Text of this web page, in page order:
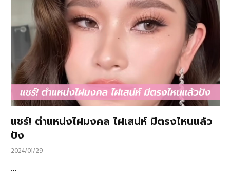
แชร์! ตำแหน่งไฝมงคล ไฝเสน่ห์ มีตรงไหนแล้ว
ปัง
2024/01/29
…